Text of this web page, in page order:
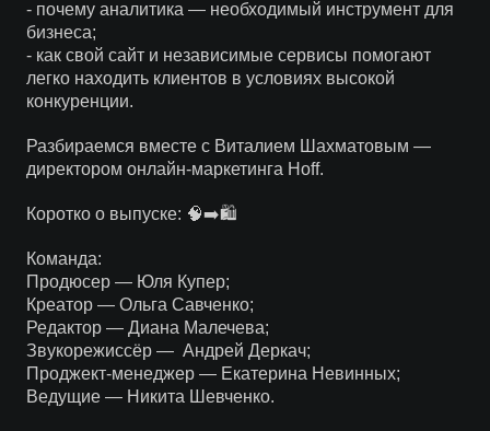
- почему аналитика — необходимый инструмент для
бизнеса;
- как свой сайт и независимые сервисы помогают
легко находить клиентов в условиях высокой
конкуренции.
Разбираемся вместе с Виталием Шахматовым —
директором онлайн-маркетинга Hoff.
Коротко о выпуске: 🧠➡️🛍
Команда:
Продюсер — Юля Купер;
Креатор — Ольга Савченко;
Редактор — Диана Малечева;
Звукорежиссёр — Андрей Деркач;
Проджект-менеджер — Екатерина Невинных;
Ведущие — Никита Шевченко.